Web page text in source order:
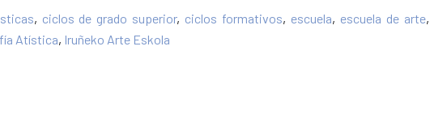
, ciclos de grado superior, ciclos formativos, escuela, escuela de arte,
Atística, Iruñeko Arte Eskola